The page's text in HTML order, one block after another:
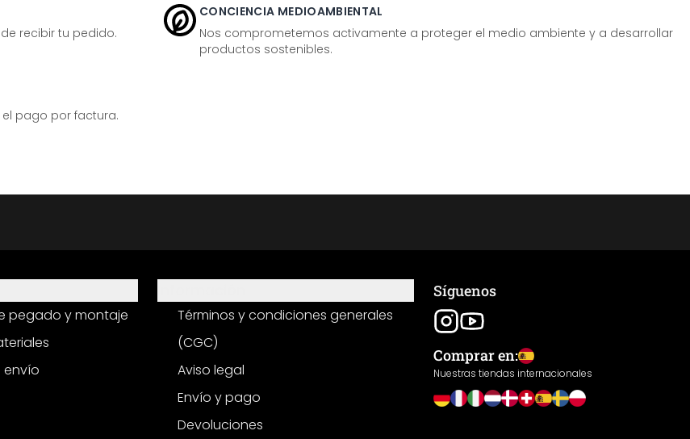
recibir tu pedido.
CONCIENCIA MEDIOAMBIENTAL
Nos comprometemos activamente a proteger el medio ambiente y a desarrollar
productos sostenibles.
pago por factura.
pegado y montaje
envío
Términos y condiciones generales
(CGC)
Aviso legal
Envío y pago
Devoluciones
Síguenos
Comprar en:
Nuestras tiendas internacionales